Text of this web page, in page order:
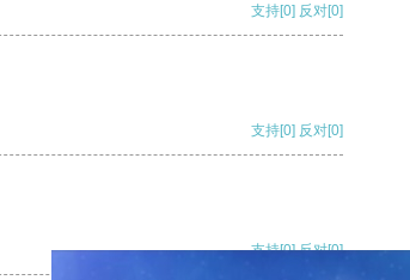
支持[0] 反对[0]
支持[0] 反对[0]
支持[0] 反对[0]